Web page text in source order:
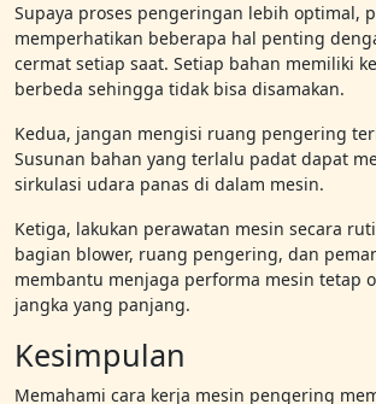
Supaya proses pengeringan lebih optimal, pengguna harus
memperhatikan beberapa hal penting
cermat setiap saat. Setiap bahan memiliki
berbeda sehingga tidak bisa disamakan.
Kedua, jangan mengisi ruang pengering
Susunan bahan yang terlalu padat dapat
sirkulasi udara panas di dalam mesin.
Ketiga, lakukan perawatan mesin secara
bagian blower, ruang pengering, dan
membantu menjaga performa mesin tetap
jangka yang panjang.
Kesimpulan
Memahami cara kerja mesin pengering